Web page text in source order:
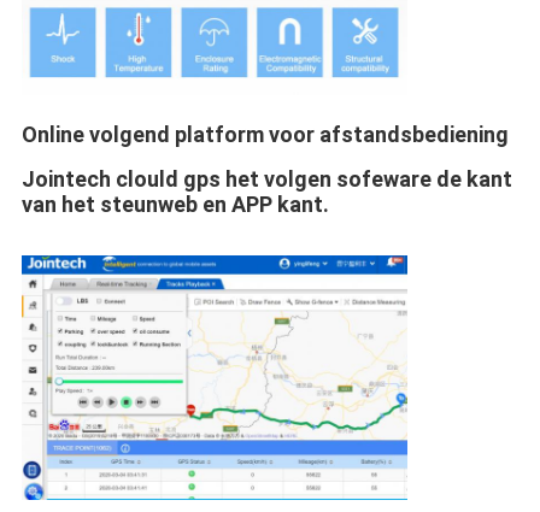
Online volgend platform voor afstandsbediening
Jointech clould gps het volgen sofeware de kant
van het steunweb en APP kant.